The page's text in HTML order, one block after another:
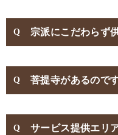
宗派にこだわらず
菩提寺があるので
サービス提供エリ